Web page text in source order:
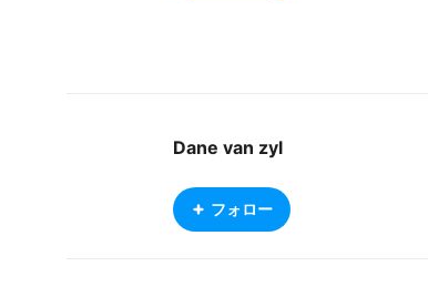
Dane van zyl
フォロー